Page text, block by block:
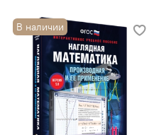
В наличии